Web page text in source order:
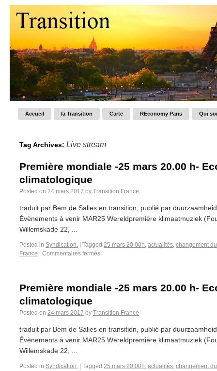
Accueil la Transition Carte REconomy Paris Qui
Tag Archives: Live stream
Première mondiale -25 mars 20.00 h-
climatologique
Posted on 24 mars 2017 by Transition France
traduit par Bem de Salies en transition, publié par
Évènements à venir MAR25 Wereldpremière klimaatmuziek
Willemskade 22, ...
Posted in Syndication. Tagged 25 mars 20.00h, actualités, changement
France
Commentaires fermés
Première mondiale -25 mars 20.00 h-
climatologique
Posted on 24 mars 2017 by Transition France
traduit par Bem de Salies en transition, publié par
Évènements à venir MAR25 Wereldpremière klimaatmuziek
Willemskade 22, ...
Posted in Syndication. Tagged 25 mars 20.00h, actualités, changement